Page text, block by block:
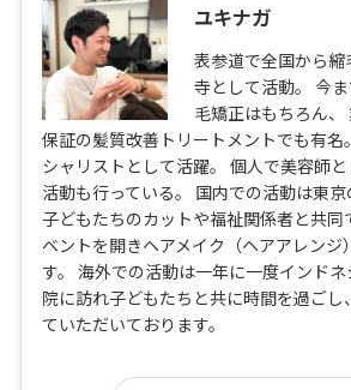
ユキナガ
表参道で全国から
寺として活動。 今
毛矯正はもちろん
保証の髪質改善トリートメントでも有名
シャリストとして活躍。 個人で美容師
活動も行っている。 国内での活動は東
子どもたちのカットや福祉関係者と共同
ベントを開きヘアメイク（ヘアアレンジ
す。 海外での活動は一年に一度インド
院に訪れ子どもたちと共に時間を過ごし
ていただいております。